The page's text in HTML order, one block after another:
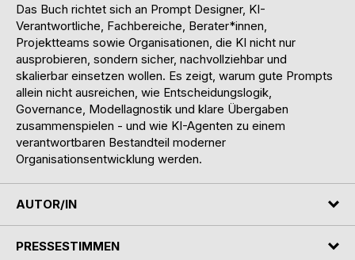
Das Buch richtet sich an Prompt Designer, KI-
Verantwortliche, Fachbereiche, Berater*innen,
Projektteams sowie Organisationen, die KI nicht nur
ausprobieren, sondern sicher, nachvollziehbar und
skalierbar einsetzen wollen. Es zeigt, warum gute Prompts
allein nicht ausreichen, wie Entscheidungslogik,
Governance, Modellagnostik und klare Übergaben
zusammenspielen - und wie KI-Agenten zu einem
verantwortbaren Bestandteil moderner
Organisationsentwicklung werden.
AUTOR/IN
PRESSESTIMMEN